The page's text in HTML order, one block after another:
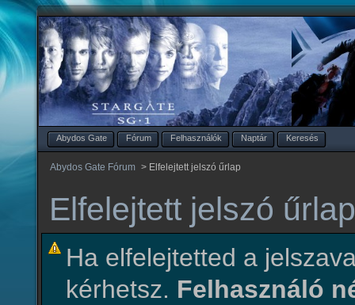
Abydos Gate Fórum Felhasználók Naptár Keresés
Abydos Gate Fórum > Elfelejtett jelszó űrlap
Elfelejtett jelszó űrlap
Ha elfelejtetted a
kérhetsz. Felhasználó